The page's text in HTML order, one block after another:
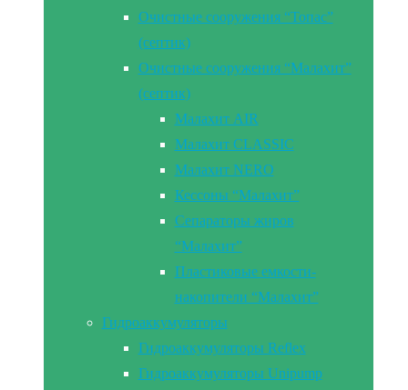
Очистные сооружения “Топас”
(септик)
Очистные сооружения “Малахит”
(септик)
Малахит AIR
Малахит CLASSIC
Малахит NERO
Кессоны “Малахит”
Сепараторы жиров
“Малахит”
Пластиковые емкости-
накопители “Малахит”
Гидроаккумуляторы
Гидроаккумуляторы Reflex
Гидроаккумуляторы Unipump